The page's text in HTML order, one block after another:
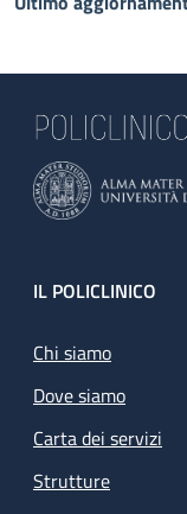
Footer
IL POLICLINICO
Chi siamo
Dove siamo
Carta dei servizi
Strutture